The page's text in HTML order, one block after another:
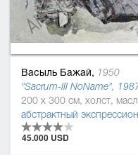
Васыль Бажай, 1950
"Sacrum-ІІІ NoName",
200 x 300 см, холст,
абстрактный
45.000 USD